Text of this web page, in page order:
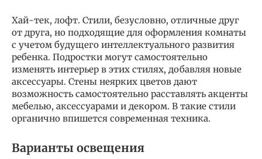
Хай-тек, лофт. Стили, безусловно, отличные друг
от друга, но подходящие для оформления комнаты
с учетом будущего интеллектуального развития
ребенка. Подростки могут самостоятельно
изменять интерьер в этих стилях, добавляя новые
аксессуары. Стены неярких цветов дают
возможность самостоятельно расставлять акценты
мебелью, аксессуарами и декором. В такие стили
органично впишется современная техника.
Варианты освещения